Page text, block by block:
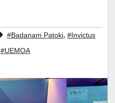
#Badanam Patoki, #Invictus
#UEMOA